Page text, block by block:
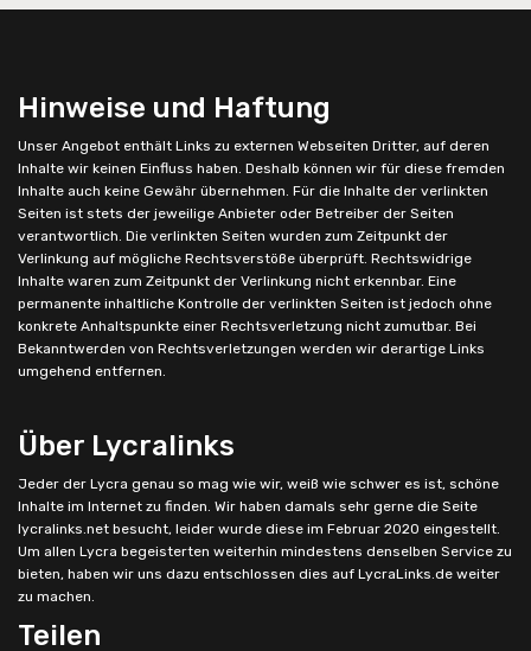
Hinweise und Haftung
Unser Angebot enthält Links zu externen Webseiten Dritter, auf deren
Inhalte wir keinen Einfluss haben. Deshalb können wir für diese fremden
Inhalte auch keine Gewähr übernehmen. Für die Inhalte der verlinkten
Seiten ist stets der jeweilige Anbieter oder Betreiber der Seiten
verantwortlich. Die verlinkten Seiten wurden zum Zeitpunkt der
Verlinkung auf mögliche Rechtsverstöße überprüft. Rechtswidrige
Inhalte waren zum Zeitpunkt der Verlinkung nicht erkennbar. Eine
permanente inhaltliche Kontrolle der verlinkten Seiten ist jedoch ohne
konkrete Anhaltspunkte einer Rechtsverletzung nicht zumutbar. Bei
Bekanntwerden von Rechtsverletzungen werden wir derartige Links
umgehend entfernen.
Über Lycralinks
Jeder der Lycra genau so mag wie wir, weiß wie schwer es ist, schöne
Inhalte im Internet zu finden. Wir haben damals sehr gerne die Seite
lycralinks.net besucht, leider wurde diese im Februar 2020 eingestellt.
Um allen Lycra begeisterten weiterhin mindestens denselben Service zu
bieten, haben wir uns dazu entschlossen dies auf LycraLinks.de weiter
zu machen.
Teilen